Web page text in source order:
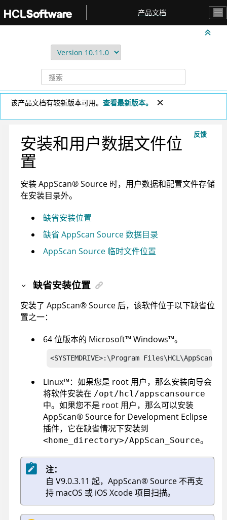
产品文档
该产品文档有较新版本可用。 查看最新版本。
反馈
安装和用户数据文件位
置
安装AppScan®Source 时，用户数据和配置文件存储
在安装目录外。
缺省安装位置
缺省 AppScan Source 数据目录
AppScan Source 临时文件位置
缺省安装位置
安装了 AppScan®Source 后，该软件位于以下缺省位
置之一：
64 位版本的 Microsoft™ Windows™。
<SYSTEMDRIVE>:\Program
Linux™：如果您是 root 用户，那么安装向导会
将软件安装在 /opt/hcl/appscansource
中。如果您不是 root 用户，那么可以安装
AppScan®Source for Development Eclipse
插件，它在缺省情况下安装到
<home_directory>/AppScan_Source。
注：
自 V9.0.3.11 起， AppScan®Source 不再支
持 macOS 或 iOS Xcode 项目扫描。